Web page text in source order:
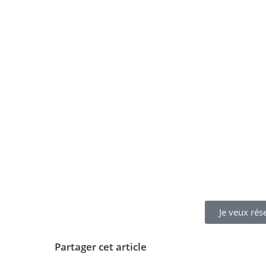
Je veux
Partager cet article